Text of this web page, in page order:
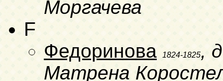
Моргачева
F
Федоринова
1824-1825,
Матрена